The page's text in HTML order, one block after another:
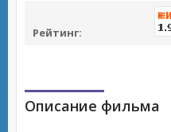
Рейтинг:
Описание фильма